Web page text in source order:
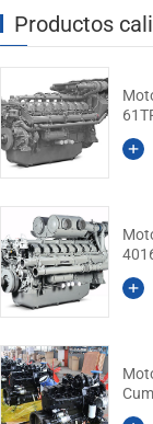
Productos
HP